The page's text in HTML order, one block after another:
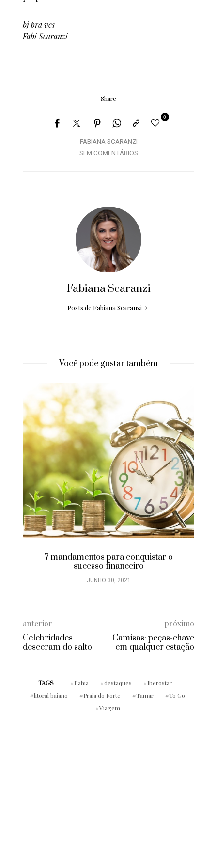
bj pra vcs
Fabi Scaranzi
Share
FABIANA SCARANZI
0
SEM COMENTÁRIOS
Fabiana Scaranzi
Posts de Fabiana Scaranzi
Você pode gostar também
7 mandamentos para conquistar o
sucesso financeiro
JUNHO 30, 2021
anterior
Celebridades
desceram do salto
próximo
Camisas: peças-chave
em qualquer estação
TAGS Bahia destaques
Iberostar
litoral baiano
Praia do Forte Tamar
To Go
Viagem